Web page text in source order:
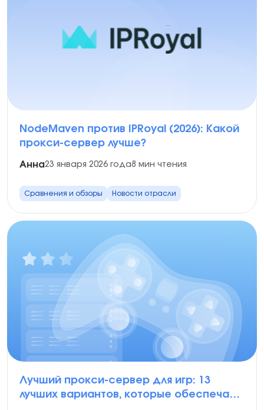
NodeMaven против IPRoyal (2026): Какой
прокси-сервер лучше?
Анна23 января 2026 года8 мин чтения
Сравнения и обзоры Новости отрасли
Лучший прокси-сервер для игр: 13
лучших вариантов, которые обеспечат